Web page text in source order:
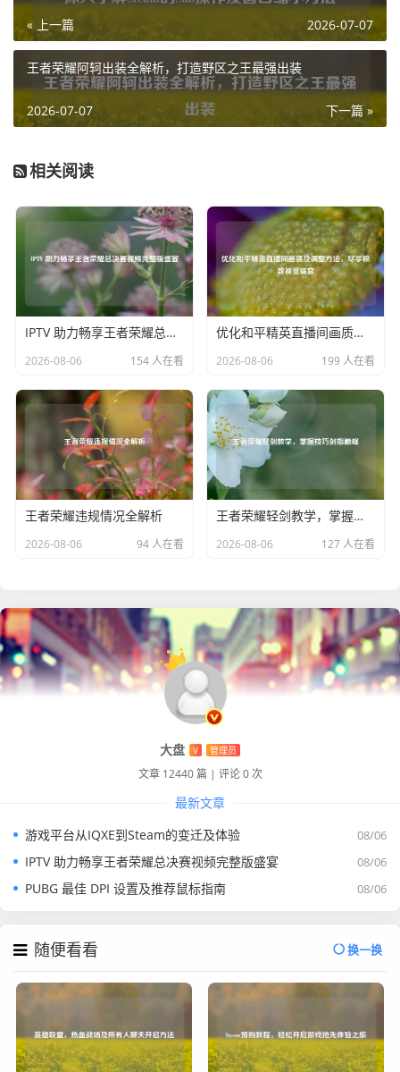
关于修罗新娘的来历,玩家们有着各种各样的猜测，有人认为
她是游戏世界中一个怨念极深的灵魂，被困在了这个虚拟战
场，只能通过杀戮来宣泄心中的痛苦，也有人说她是某个邪
恶势力企图扰乱游戏秩序而创造出的恐怖存在。
自己遇到她的惊险瞬间，或是听闻的各种离奇故事，有的玩
被一股无形的力量束缚，而那些成功战胜修罗新娘的玩家，
则会被视为拥有非凡勇气的英雄，他们的经历也成为了其他
玩家津津乐道的传奇。
尽管修罗新娘只是CF世界中的一个神秘传说,但它却为这个充
满热血与激情的游戏增添了一抹别样的神秘色彩，它让玩家
们在紧张刺激的对战之余，也能感受到一丝奇幻与惊悚的氛
落和神秘故事等待着玩家们去探索。
« 上一篇 2026-07-07
王者荣耀阿轲出装全解析，打造野区之王最强出装
下一篇 »
2026-07-07
相关阅读
IPTV 助力畅享王者荣耀总决赛视频完整版盛宴
2026-08-06 154 人在看
优化和平精英直播间画质及调整方法，尽享极致视觉盛宴
2026-08-06 199 人在看
王者荣耀违规情况全解析
2026-08-06 94 人在看
王者荣耀轻剑教学，掌握技巧剑指巅峰
2026-08-06 127 人在看
大盘 V 管理员
文章 12440 篇 | 评论 0 次
最新文章
08/06
游戏平台从IQXE到Steam的变迁及体验
08/06
IPTV 助力畅享王者荣耀总决赛视频完整版盛宴
08/06
PUBG 最佳 DPI 设置及推荐鼠标指南
随便看看 换一换